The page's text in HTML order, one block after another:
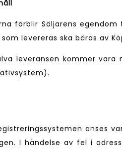
förblir Säljarens
levereras ska bäras av
leveransen kommer
anses
I händelse av fel i